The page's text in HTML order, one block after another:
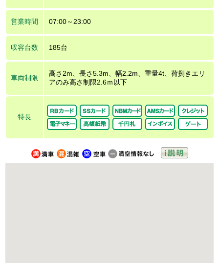
営業時間 07:00～23:00
収容台数 185台
車両制限
高さ2m、長さ5.3m、幅2.2m、重量4t、荷捌きエリ
アのみ高さ制限2.6ｍ以下
特長